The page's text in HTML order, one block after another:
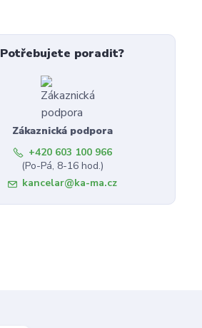
Potřebujete poradit?
Zákaznická podpora
+420 603 100 966
(Po-Pá, 8-16 hod.)
kancelar@ka-ma.cz